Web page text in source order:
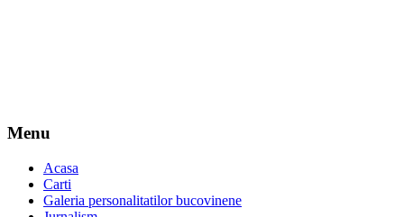
Menu
Acasa
Carti
Galeria personalitatilor bucovinene